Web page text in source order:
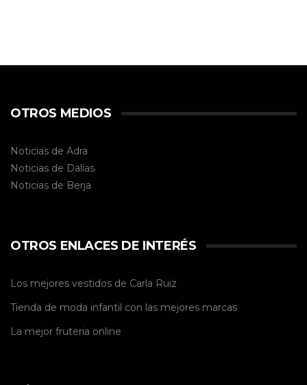
OTROS MEDIOS
Noticias de Adra
Noticias de Dalías
Noticias de Berja
OTROS ENLACES DE INTERÉS
Los mejores vestidos de Carla Ruiz
Tienda de moda infantil con las mejores marcas
La mejor fruteria online